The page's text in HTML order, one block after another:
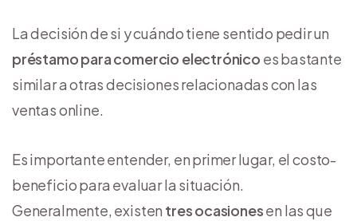
La decisión de si y cuándo tiene sentido pedir un
préstamo para comercio electrónico es bastante
similar a otras decisiones relacionadas con las
ventas online.
Es importante entender, en primer lugar, el costo-
beneficio para evaluar la situación.
Generalmente, existen tres ocasionesen las que